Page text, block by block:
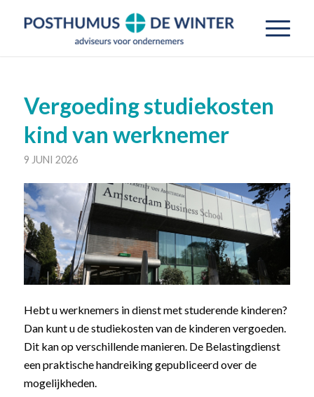
Vergoeding studiekosten
kind van werknemer
9 JUNI 2026
Hebt u werknemers in dienst met studerende kinderen?
Dan kunt u de studiekosten van de kinderen vergoeden.
Dit kan op verschillende manieren. De Belastingdienst
een praktische handreiking gepubliceerd over de
mogelijkheden.